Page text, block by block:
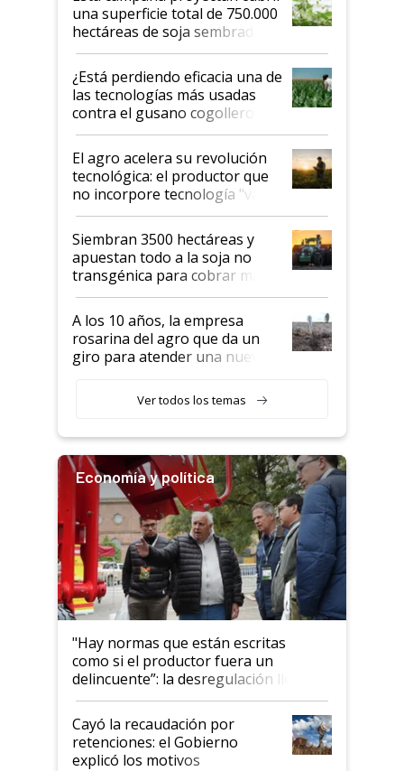
una superficie total de 750.000
hectáreas de soja sembradas
con una nueva generación de
variedades que marcan un
salto tecnológico en genética y
rendimiento
¿Está perdiendo eficacia una de
las tecnologías más usadas
contra el gusano cogollero? El
desafío de una tecnología clave
El agro acelera su revolución
tecnológica: el productor que
no incorpore tecnología "va a
perder el tren"
Siembran 3500 hectáreas y
apuestan todo a la soja no
transgénica para cobrar más
por tonelada: compraron un
semillero
A los 10 años, la empresa
rosarina del agro que da un
giro para atender una nueva
Ver todos los temas
Economía y política
"Hay normas que están escritas
como si el productor fuera un
delincuente”: la desregulación llegó
al Congreso Aapresid y hasta se
habló del financiamiento al IPCVA
Cayó la recaudación por
retenciones: el Gobierno
explicó los motivos